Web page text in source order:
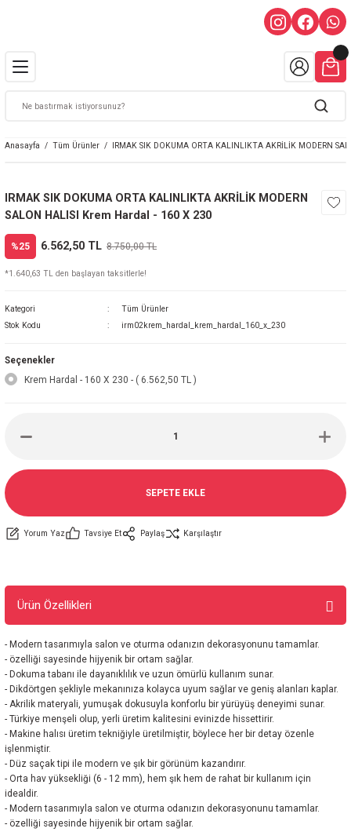
Anasayfa Tüm Ürünler IRMAK SIK DOKUMA ORTA KALINLIKTA AKRİLİK MODERN
IRMAK SIK DOKUMA ORTA KALINLIKTA AKRİLİK MODERN
SALON HALISI Krem Hardal - 160 X 230
%25 6.562,50 TL 8.750,00 TL
*1.640,63 TL den başlayan taksitlerle!
Kategori
Tüm Ürünler
Stok Kodu
irm02krem_hardal_krem_hardal_160_x_230
Seçenekler
Krem Hardal - 160 X 230 - ( 6.562,50 TL )
SEPETE EKLE
Yorum Yaz Tavsiye Et Paylaş Karşılaştır
Ürün Özellikleri
- Modern tasarımıyla salon ve oturma odanızın dekorasyonunu tamamlar.
- özelliği sayesinde hijyenik bir ortam sağlar.
- Dokuma tabanı ile dayanıklılık ve uzun ömürlü kullanım sunar.
- Dikdörtgen şekliyle mekanınıza kolayca uyum sağlar ve geniş alanları kaplar.
- Akrilik materyali, yumuşak dokusuyla konforlu bir yürüyüş deneyimi sunar.
- Türkiye menşeli olup, yerli üretim kalitesini evinizde hissettirir.
- Makine halısı üretim tekniğiyle üretilmiştir, böylece her bir detay özenle
işlenmiştir.
- Düz saçak tipi ile modern ve şık bir görünüm kazandırır.
- Orta hav yüksekliği (6 - 12 mm), hem şık hem de rahat bir kullanım için
idealdir.
- Modern tasarımıyla salon ve oturma odanızın dekorasyonunu tamamlar.
- özelliği sayesinde hijyenik bir ortam sağlar.